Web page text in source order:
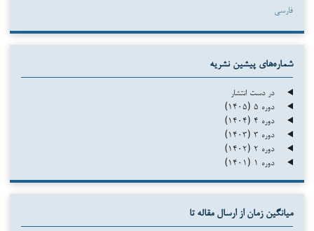
فارسی
شماره‌های پیشین نشریه
در دست انتشار
دوره ۵ (۱۴۰۵)
دوره ۴ (۱۴۰۴)
دوره ۳ (۱۴۰۳)
دوره ۲ (۱۴۰۲)
دوره ۱ (۱۴۰۱)
میانگین زمان از ارسال مقاله تا